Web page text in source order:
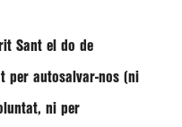
Sant el do de
per autosalvar-nos (ni
ni per